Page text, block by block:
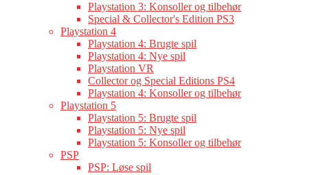
Playstation 3: Konsoller og tilbehør
Special & Collector's Edition PS3
Playstation 4
Playstation 4: Brugte spil
Playstation 4: Nye spil
Playstation VR
Collector og Special Editions PS4
Playstation 4: Konsoller og tilbehør
Playstation 5
Playstation 5: Brugte spil
Playstation 5: Nye spil
Playstation 5: Konsoller og tilbehør
PSP
PSP: Løse spil